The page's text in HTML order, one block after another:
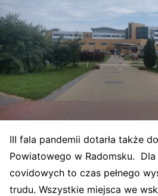
III fala pandemii dotarła także
Powiatowego w Radomsku. Dla
covidowych to czas pełnego
trudu. Wszystkie miejsca we